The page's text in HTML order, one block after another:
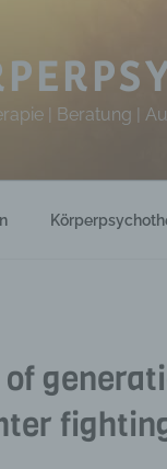
| Beratung |
of